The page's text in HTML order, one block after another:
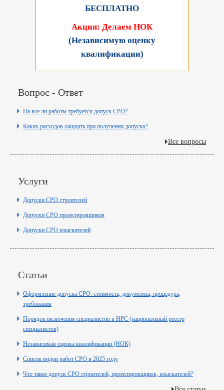
БЕСПЛАТНО
Акция: Делаем НОК
(Независимую оценку
квалификации)
Вопрос - Ответ
На все ли работы требуется допуск СРО?
Каких расходов ожидать при получении допуска?
Все вопросы
Услуги
Допуски СРО строителей
Допуски СРО проектировщиков
Допуски СРО изыскателей
Статьи
Оформление допуска СРО: стоимость, документы, процедура,
требования
Порядок включения специалистов в НРС (национальный реестр
специалистов)
Независимая оценка квалификации (НОК)
Список видов работ СРО в 2025 году
Что такое допуск СРО строителей, проектировщиков, изыскателей?